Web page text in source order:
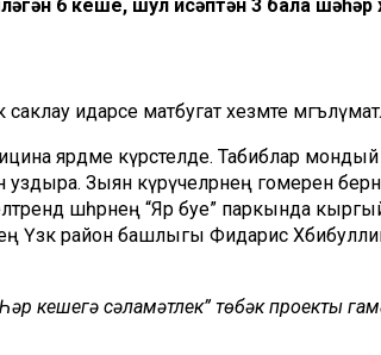
6 кеше, шул исәптән 3 бала шәһәр
саклау идарәсе матбугат хезмәте
ярдәме күрсәтелде. Табиблар мондый
Зыян күрүчеләрнең гомеренә
шәһәрнең “Яр буе” паркында
Үзәк район башлыгы Фидарис
кешегә сәламәтлек” төбәк проекты